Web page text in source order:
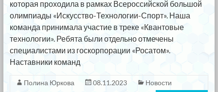
которая проходила в рамках Всероссийской большой
олимпиады «Искусство-Технологии-Спорт». Наша
команда принимала участие в треке «Квантовые
технологии». Ребята были отдельно отмечены
специалистами из госкорпорации «Росатом».
Наставники команд
Полина Юркова 08.11.2023
Новости